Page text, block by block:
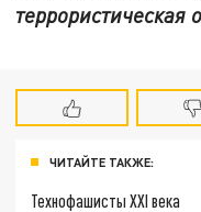
террористическая
ЧИТАЙТЕ ТАКЖЕ:
Технофашисты XXI века